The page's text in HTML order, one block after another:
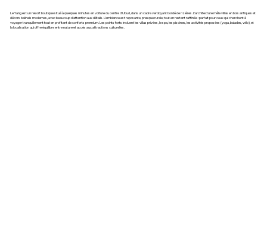
Le Yang est un resort boutique situé à quelques minutes en voiture du centre d’Ubud, dans un cadre verdoyant bordé de rizières. L’architecture mêle villas en bois antiques et
décors balinais modernes, avec beaucoup d’attention aux détails. L’ambiance est reposante, presque rurale, tout en restant raffinée : parfait pour ceux qui cherchent à
voyager tranquillement tout en profitant de conforts premium. Les points forts incluent les villas privées, le spa, les piscines, les activités proposées (yoga, balades, vélo), et
la localisation qui offre équilibre entre nature et accès aux attractions culturelles.